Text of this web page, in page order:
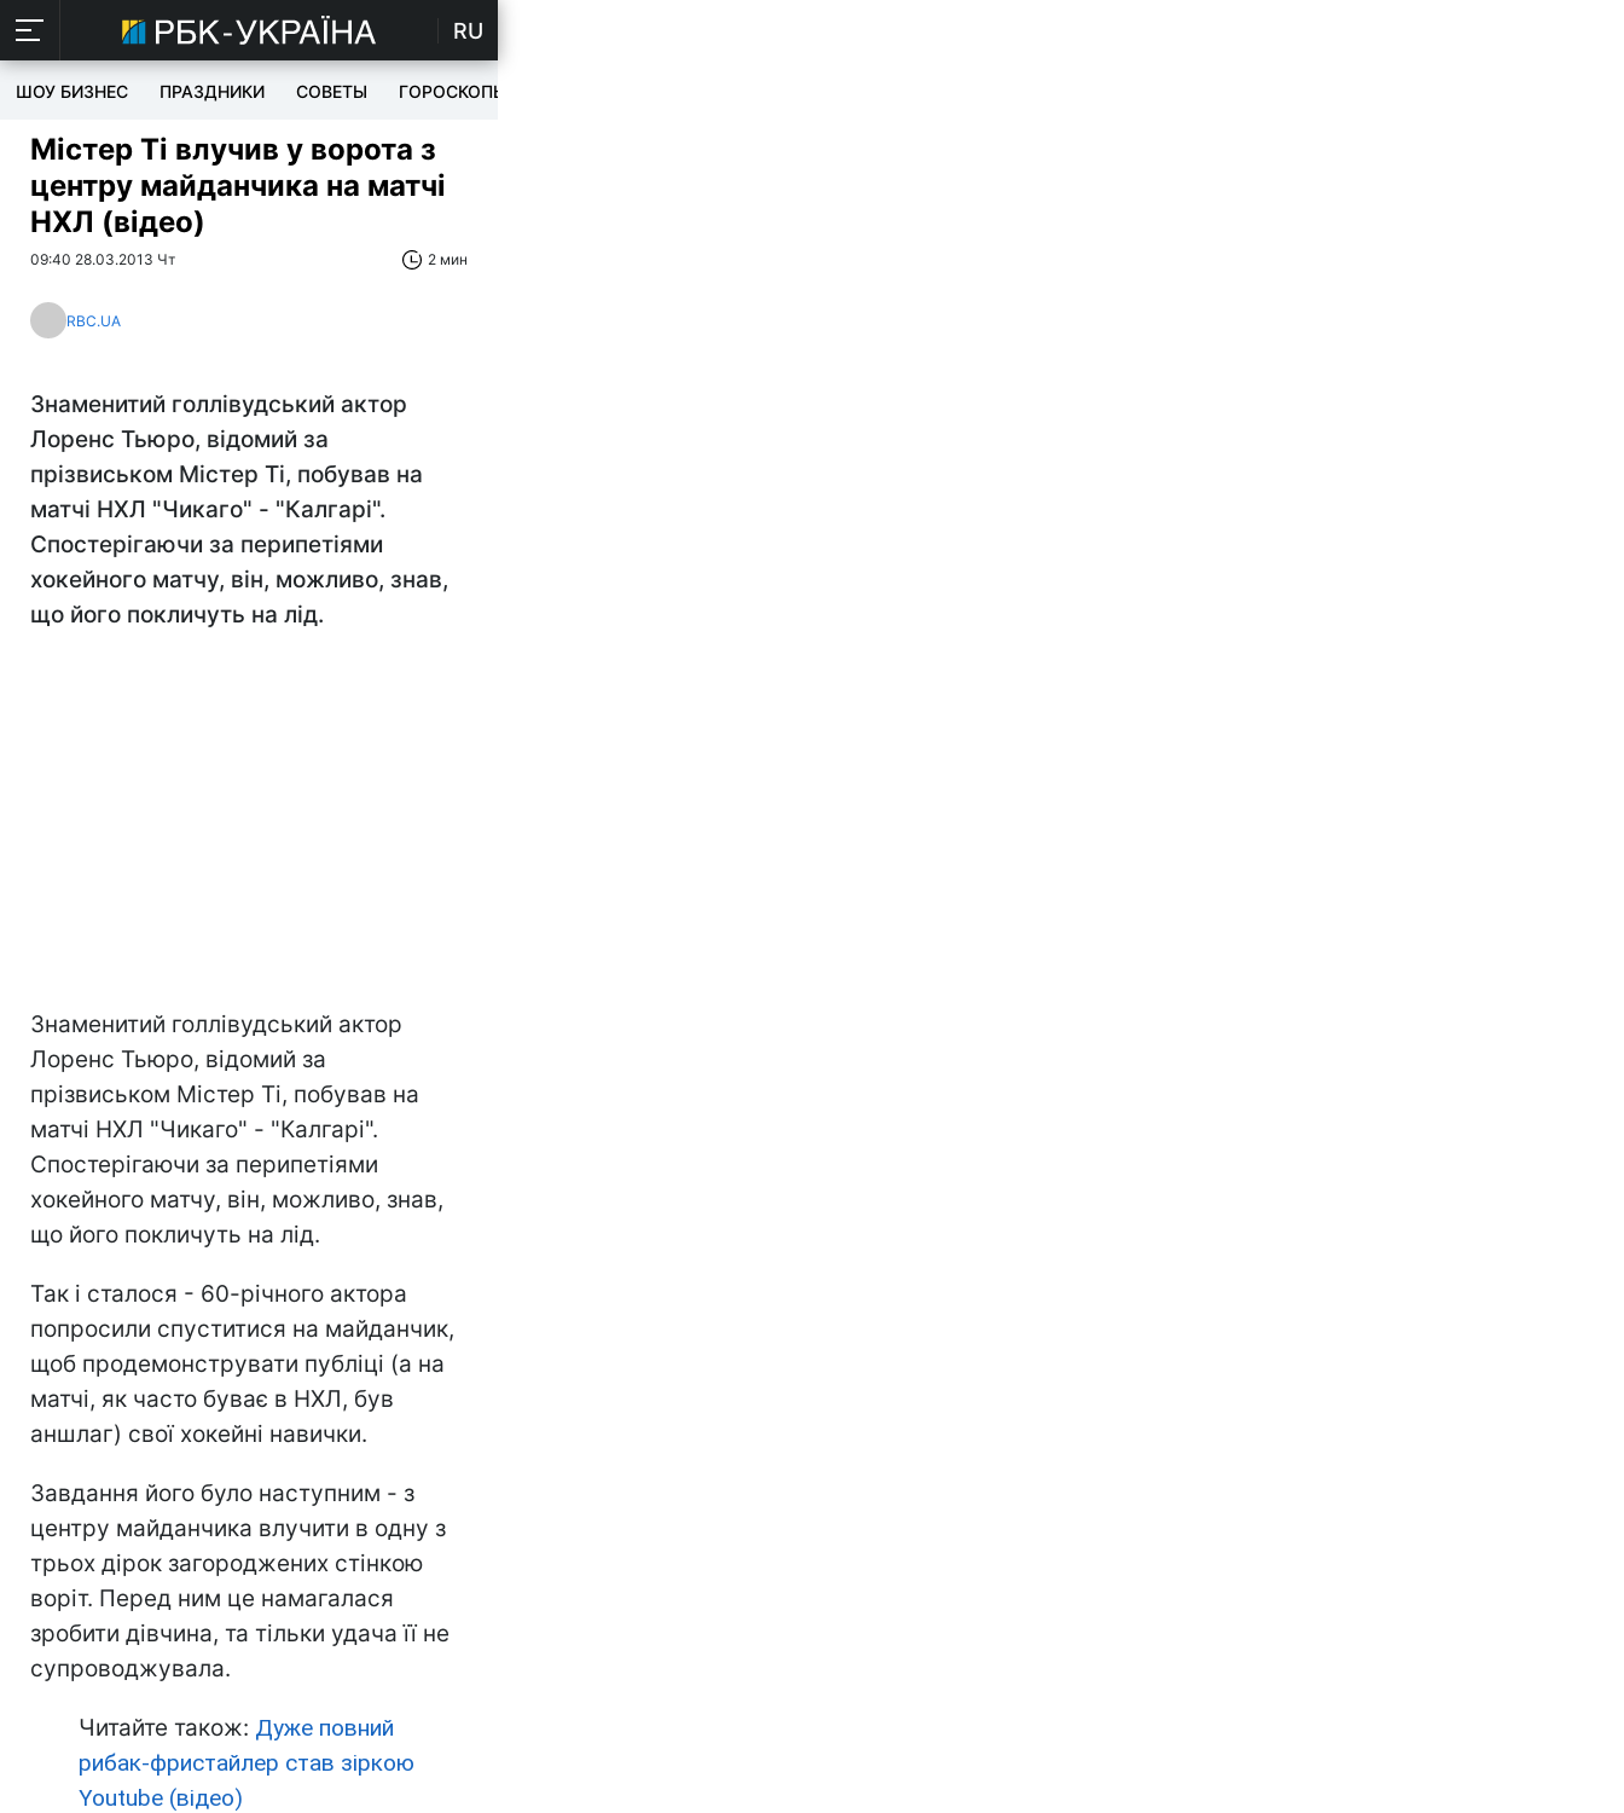
RU
ШОУ БИЗНЕС ПРАЗДНИКИ СОВЕТЫ ГОРОСКОПЫ
Містер Ті влучив у ворота з
центру майданчика на матчі
НХЛ (відео)
09:40 28.03.2013 Чт 2 мин
RBC.UA
Знаменитий голлівудський актор
Лоренс Тьюро, відомий за
прізвиськом Містер Ті, побував на
матчі НХЛ "Чикаго" - "Калгарі".
Спостерігаючи за перипетіями
хокейного матчу, він, можливо, знав,
що його покличуть на лід.
Знаменитий голлівудський актор
Лоренс Тьюро, відомий за
прізвиськом Містер Ті, побував на
матчі НХЛ "Чикаго" - "Калгарі".
Спостерігаючи за перипетіями
хокейного матчу, він, можливо, знав,
що його покличуть на лід.
Так і сталося - 60-річного актора
попросили спуститися на майданчик,
щоб продемонструвати публіці (а на
матчі, як часто буває в НХЛ, був
аншлаг) свої хокейні навички.
Завдання його було наступним - з
центру майданчика влучити в одну з
трьох дірок загороджених стінкою
воріт. Перед ним це намагалася
зробити дівчина, та тільки удача її не
супроводжувала.
Читайте також: Дуже повний
рибак-фристайлер став зіркою
Youtube (відео)